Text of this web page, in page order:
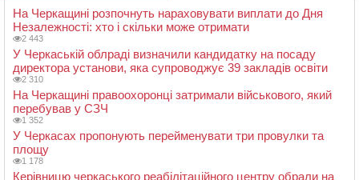
На Черкащині розпочнуть нараховувати виплати до Дня
Незалежності: хто і скільки може отримати
2 443
У Черкаській облраді визначили кандидатку на посаду
директора установи, яка супроводжує 39 закладів освіти
2 310
На Черкащині правоохоронці затримали військового, який
перебував у СЗЧ
1 352
У Черкасах пропонують перейменувати три провулки та
площу
1 178
Керівницю черкаського реабілітаційного центру обрали на